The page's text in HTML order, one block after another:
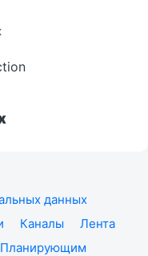
данных
Каналы
Лента
Планирующим